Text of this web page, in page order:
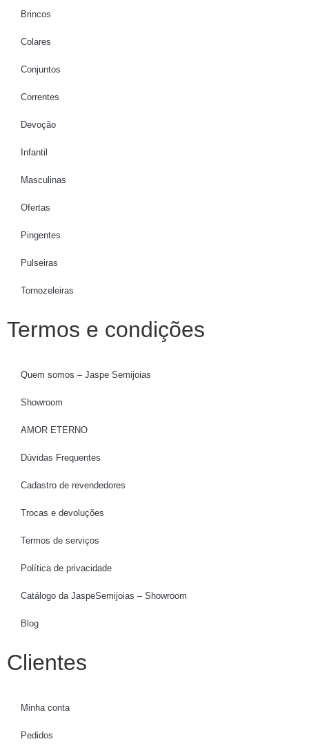
Brincos
Colares
Conjuntos
Correntes
Devoção
Infantil
Masculinas
Ofertas
Pingentes
Pulseiras
Tornozeleiras
Termos e condições
Quem somos – Jaspe Semijoias
Showroom
AMOR ETERNO
Dúvidas Frequentes
Cadastro de revendedores
Trocas e devoluções
Termos de serviços
Política de privacidade
Catálogo da JaspeSemijoias – Showroom
Blog
Clientes
Minha conta
Pedidos